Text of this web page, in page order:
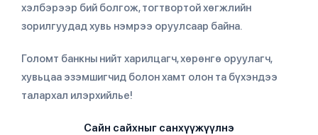
хэлбэрээр бий болгож, тогтвортой хөгжлийн
зорилгуудад хувь нэмрээ оруулсаар байна.
Голомт банкны нийт харилцагч, хөрөнгө оруулагч,
хувьцаа эзэмшигчид болон хамт олон та бүхэндээ
талархал илэрхийлье!
Сайн сайхныг санхүүжүүлнэ